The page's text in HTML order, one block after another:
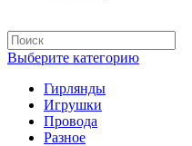
Выберите категорию
Гирлянды
Игрушки
Провода
Разное